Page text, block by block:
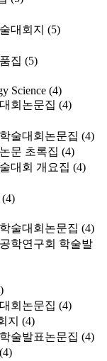
대회지 (5)
집 (5)
Science (4)
회논문집 (4)
술대회논문집 (4)
문 초록집 (4)
대회 개요집 (4)
(4)
술대회논문집 (4)
학연구회 학술발
회논문집 (4)
지 (4)
술발표논문집 (4)
(4)